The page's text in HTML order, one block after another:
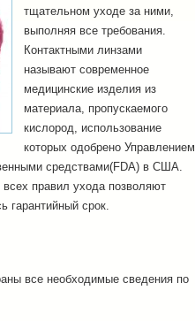
тщательном уходе за ними,
выполняя все требования.
Контактными линзами
называют современное
медицинские изделия из
материала, пропускаемого
кислород, использование
которых одобрено Управлением
средствами(FDA) в США.
правил ухода позволяют
гарантийный срок.
все необходимые сведения по